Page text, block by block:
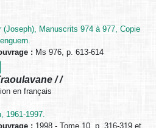
(Joseph), Manuscrits 974 à 977, Copie
: Ms 976, p. 613-614
/ /
en français
1961-1997.
: 1998 - Tome 10, p. 316-319 et